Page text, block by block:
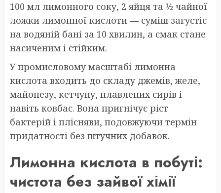
100 мл лимонного соку, 2 яйця та ½ чайної
ложки лимонної кислоти — суміш загустіє
на водяній бані за 10 хвилин, а смак стане
насиченим і стійким.
У промисловому масштабі лимонна
кислота входить до складу джемів, желе,
майонезу, кетчупу, плавлених сирів і
навіть ковбас. Вона пригнічує ріст
бактерій і плісняви, подовжуючи термін
придатності без штучних добавок.
Лимонна кислота в побуті:
чистота без зайвої хімії